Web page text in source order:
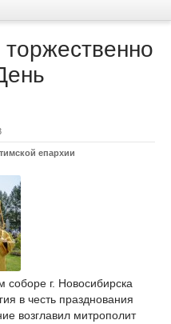
епархии
г. Новосибирска
в честь празднования
возглавил митрополит